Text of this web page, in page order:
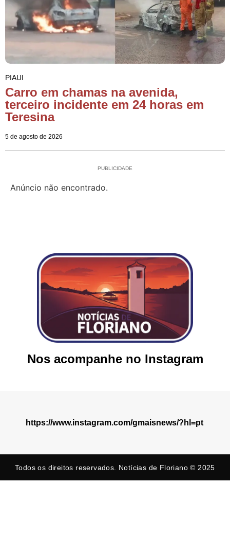
PIAUI
Carro em chamas na avenida,
terceiro incidente em 24 horas em
Teresina
5 de agosto de 2026
PUBLICIDADE
Anúncio não encontrado.
Nos acompanhe no Instagram
https://www.instagram.com/gmaisnews/?hl=pt
Todos os direitos reservados. Notícias de Floriano © 2025